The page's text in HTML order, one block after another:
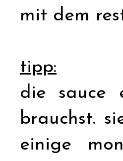
mit dem
tipp:
die sauce
brauchst.
einige